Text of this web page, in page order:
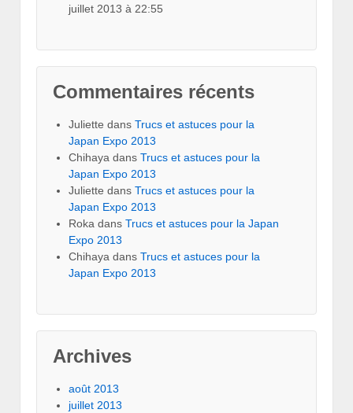
juillet 2013 à 22:55
Commentaires récents
Juliette dans Trucs et astuces pour la
Japan Expo 2013
Chihaya dans Trucs et astuces pour la
Japan Expo 2013
Juliette dans Trucs et astuces pour la
Japan Expo 2013
Roka dans Trucs et astuces pour la Japan
Expo 2013
Chihaya dans Trucs et astuces pour la
Japan Expo 2013
Archives
août 2013
juillet 2013